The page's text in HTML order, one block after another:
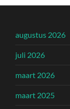
augustus 2026
juli 2026
maart 2026
maart 2025